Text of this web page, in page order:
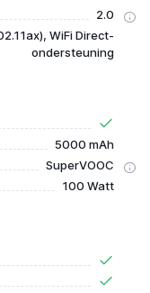
2.0
WiFi Direct-
ondersteuning
5000 mAh
SuperVOOC
100 Watt